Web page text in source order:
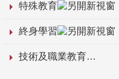
特殊教育
終身學習
技術及職業教育